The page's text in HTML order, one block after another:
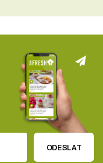
ODESLAT